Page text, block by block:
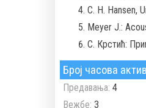
C. H. Hansen,
Меyer J.:
С. Крстић:
Број часова
Предавања: 4
Вежбе: 3